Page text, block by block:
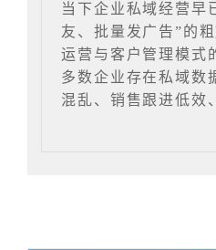
当下企业私域经营早
友、批量发广告”的
运营与客户管理模式
多数企业存在私域数
混乱、销售跟进低效